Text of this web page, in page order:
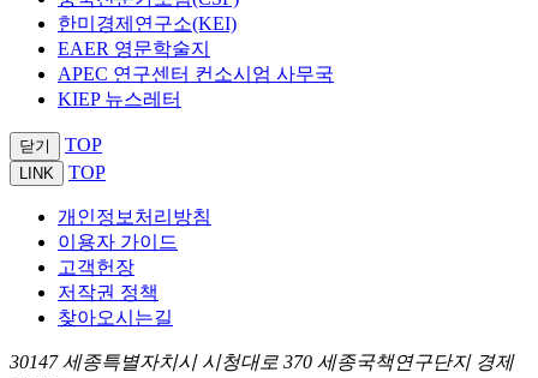
한미경제연구소(KEI)
EAER 영문학술지
APEC 연구센터 컨소시엄 사무국
KIEP 뉴스레터
닫기 TOP
LINK TOP
개인정보처리방침
이용자 가이드
고객헌장
저작권 정책
찾아오시는길
30147 세종특별자치시 시청대로 370 세종국책연구단지 경제